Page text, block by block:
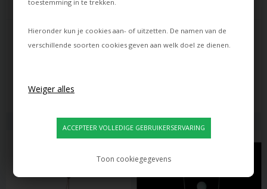
toestemming in te trekken.
Hieronder kun je cookies aan- of uitzetten. De namen van de
verschillende soorten cookies geven aan welk doel ze dienen.
Toon cookiegegevens
INGO MAURER
I RICCHI POVERI TOTO
TAFELLAMP, ROOD
Levertijd: ca. 20 dagen
INGO MAURER
TAFELLAMP, WIT